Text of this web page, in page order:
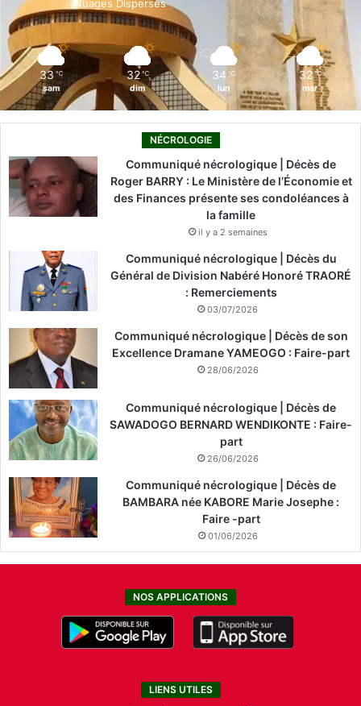
k
n
Nuages Dispersés
33 ℃
sam
32 ℃
dim
34 ℃
lun
32 ℃
mar
NÉCROLOGIE
Communiqué nécrologique | Décès de
Roger BARRY : Le Ministère de l’Économie et
des Finances présente ses condoléances à
la famille
il y a 2 semaines
Communiqué nécrologique | Décès du
Général de Division Nabéré Honoré TRAORÉ
: Remerciements
03/07/2026
Communiqué nécrologique | Décès de son
Excellence Dramane YAMEOGO : Faire-part
28/06/2026
Communiqué nécrologique | Décès de
SAWADOGO BERNARD WENDIKONTE : Faire-
part
26/06/2026
Communiqué nécrologique | Décès de
BAMBARA née KABORE Marie Josephe :
Faire -part
01/06/2026
NOS APPLICATIONS
LIENS UTILES